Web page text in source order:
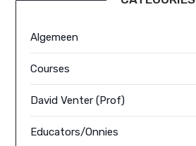
Algemeen
Courses
David Venter (Prof)
Educators/Onnies